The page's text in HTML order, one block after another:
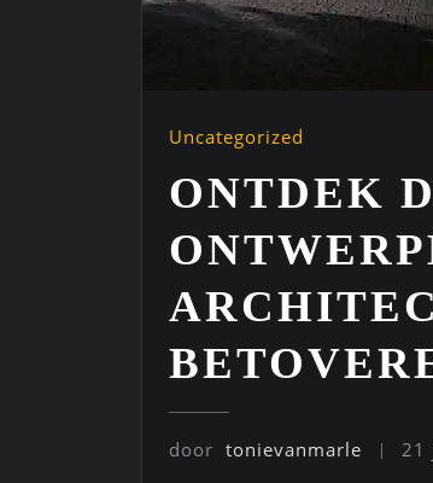
Uncategorized
ONTDEK
door tonievanmarle 21